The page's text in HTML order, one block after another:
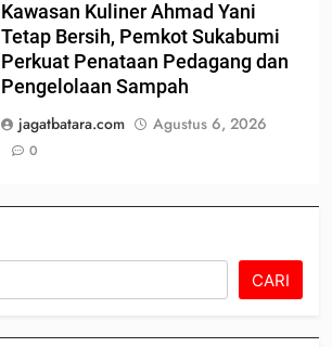
Kawasan Kuliner Ahmad Yani
Tetap Bersih, Pemkot Sukabumi
Perkuat Penataan Pedagang dan
Pengelolaan Sampah
jagatbatara.com
Agustus 6, 2026
0
CARI